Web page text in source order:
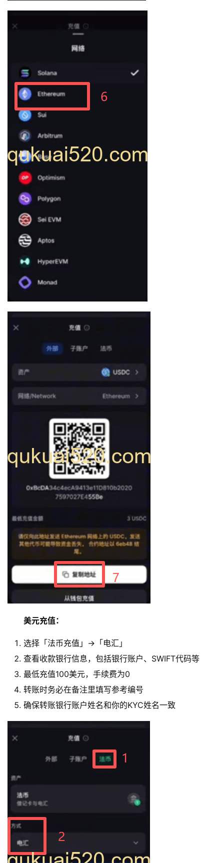
美元充值：
选择「法币充值」→「电汇」
查看收款银行信息，包括银行账户、SWIFT代码等
最低充值100美元，手续费为0
转账时务必在备注里填写参考编号
确保转账银行账户姓名和你的KYC姓名一致